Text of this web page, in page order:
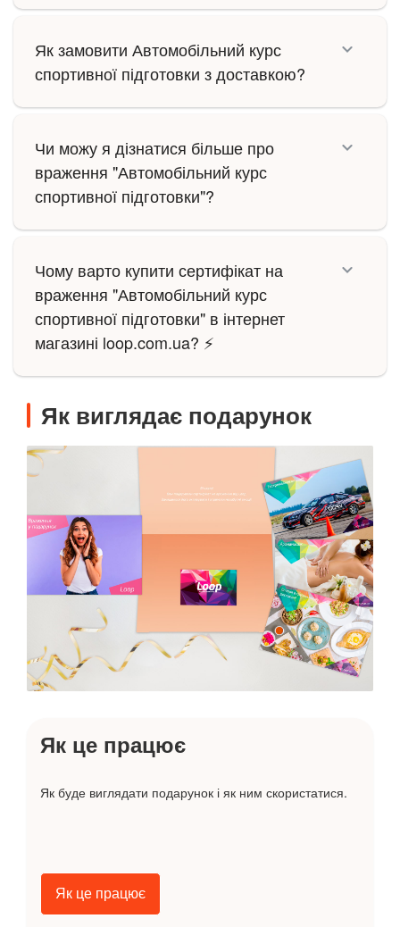
Як замовити Автомобільний курс
спортивної підготовки з доставкою?
Чи можу я дізнатися більше про
враження "Автомобільний курс
спортивної підготовки"?
Чому варто купити сертифікат на
враження "Автомобільний курс
спортивної підготовки" в інтернет
магазині loop.com.ua? ⚡
Як виглядає подарунок
Як це працює
Як буде виглядати подарунок і як ним скористатися.
Як це працює